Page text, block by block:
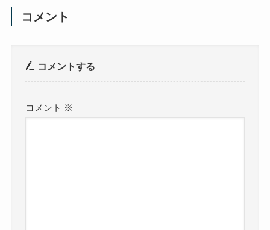
コメント
コメントする
コメント ※